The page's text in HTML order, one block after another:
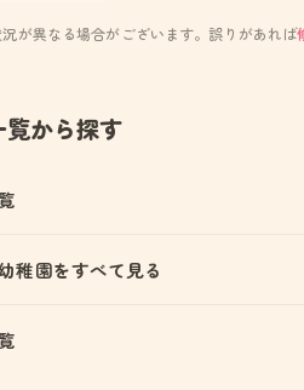
が異なる場合がございます。誤りがあれば
から探す
稚園をすべて見る